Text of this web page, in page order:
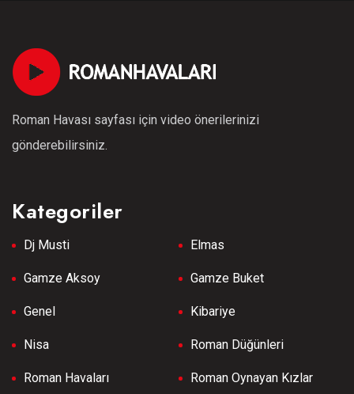
Roman Havası sayfası için video önerilerinizi
gönderebilirsiniz.
Kategoriler
Dj Musti Elmas
Gamze Aksoy Gamze Buket
Genel Kibariye
Nisa Roman Düğünleri
Roman Havaları Roman Oynayan Kızlar